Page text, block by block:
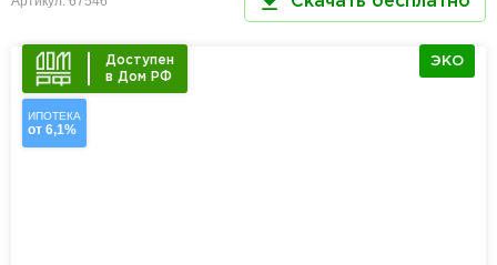
Доступен
в Дом РФ
ИПОТЕКА
от 6,1%
ЭКО